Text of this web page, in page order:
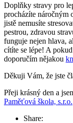
Doplňky stravy pro
procházíte náročným
jistě nemusíte
pestrou, zdravou
funguje nejen hlava,
cítíte se lépe! A
doporučím nějakou
Děkuji Vám, že jste
Přeji krásný den a
Paměťová škola, s.r.o.
Share: